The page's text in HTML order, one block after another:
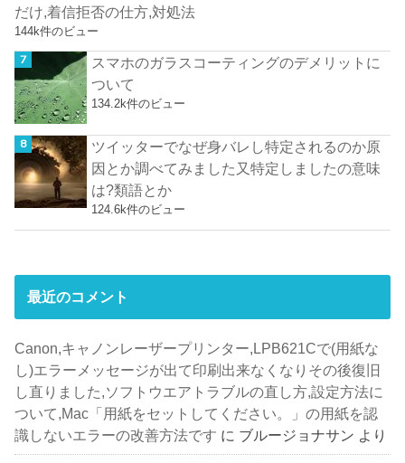
だけ,着信拒否の仕方,対処法
144k件のビュー
スマホのガラスコーティングのデメリットに
ついて
134.2k件のビュー
ツイッターでなぜ身バレし特定されるのか原
因とか調べてみました又特定しましたの意味
は?類語とか
124.6k件のビュー
最近のコメント
Canon,キャノンレーザープリンター,LPB621Cで(用紙な
し)エラーメッセージが出て印刷出来なくなりその後復旧
し直りました,ソフトウエアトラブルの直し方,設定方法に
ついて,Mac「用紙をセットしてください。」の用紙を認
識しないエラーの改善方法です に ブルージョナサン より